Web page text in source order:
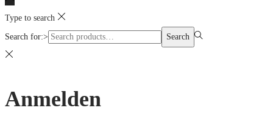
Type to search
Search for:> Search
Anmelden